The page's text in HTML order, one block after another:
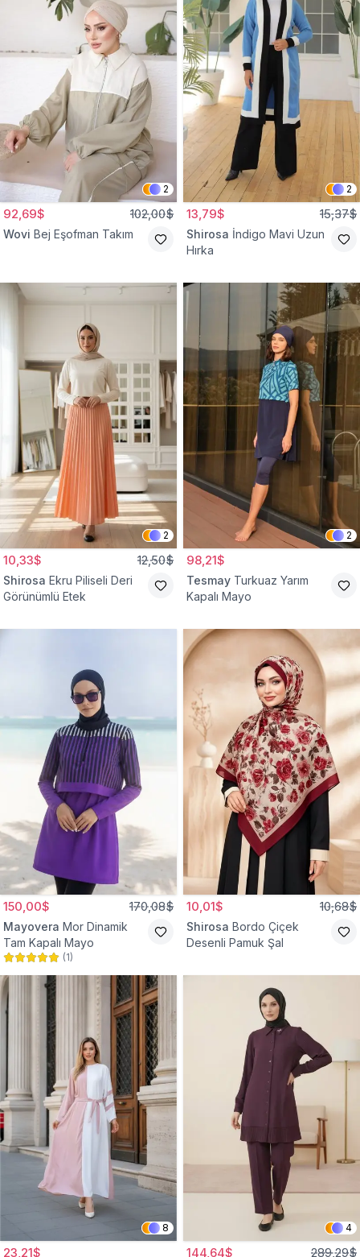
2
92,69$ 102,00$
Wovi Bej Eşofman Takım
2
13,79$ 15,37$
Shirosa İndigo Mavi Uzun
Hırka
2
10,33$ 12,50$
Shirosa Ekru Piliseli Deri
Görünümlü Etek
2
98,21$
Tesmay Turkuaz Yarım
Kapalı Mayo
150,00$ 170,08$
Mayovera Mor Dinamik
Tam Kapalı Mayo
(1)
10,01$ 10,68$
Shirosa Bordo Çiçek
Desenli Pamuk Şal
8
23,21$
4
144,64$ 289,29$